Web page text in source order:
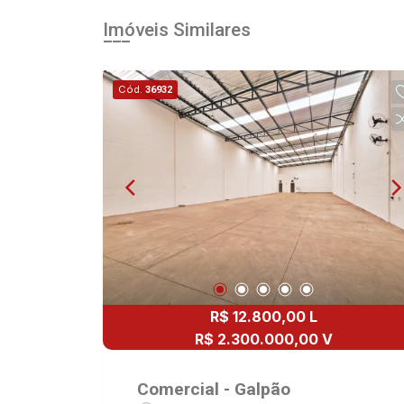
Imóveis Similares
Cód. 36932
R$ 12.800,00 L
R$ 2.300.000,00 V
Comercial - Galpão